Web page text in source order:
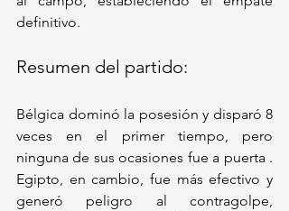
definitivo.
Resumen del partido:
Bélgica dominó la posesión y disparó 8
veces en el primer tiempo, pero
ninguna de sus ocasiones fue a puerta .
Egipto, en cambio, fue más efectivo y
generó peligro al contragolpe,